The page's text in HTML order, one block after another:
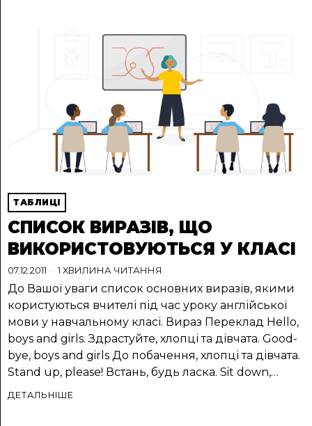
ТАБЛИЦІ
СПИСОК ВИРАЗІВ, ЩО
ВИКОРИСТОВУЮТЬСЯ У КЛАСІ
07.12.2011 1 ХВИЛИНА ЧИТАННЯ
До Вашої уваги список основних виразів, якими
користуються вчителі під час уроку англійської
мови у навчальному класі. Вираз Переклад Hello,
boys and girls. Здрастуйте, хлопці та дівчата. Good-
bye, boys and girls До побачення, хлопці та дівчата.
Stand up, please! Встань, будь ласка. Sit down,…
ДЕТАЛЬНІШЕ